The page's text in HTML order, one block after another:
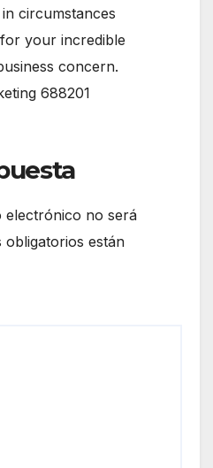
circumstances
your incredible
concern.
688201
electrónico no será
obligatorios están